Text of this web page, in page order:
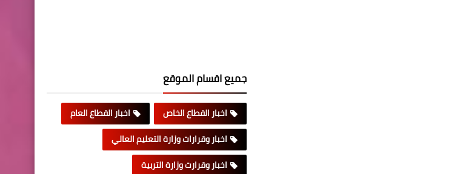
جميع اقسام الموقع
اخبار القطاع الخاص
اخبار القطاع العام
اخبار وقرارات وزارة التعليم العالي
اخبار وقرارت وزارة التربية